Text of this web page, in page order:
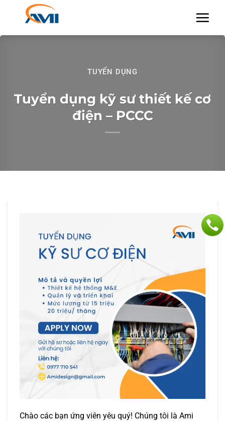
TUYỂN DỤNG
Tuyển dụng kỹ sư thiết kế cơ
điện – PCCC
Chào các bạn ứng viên yêu quý! Chúng tôi là Ami